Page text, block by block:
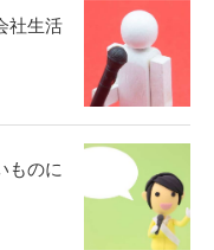
社生活
ものに